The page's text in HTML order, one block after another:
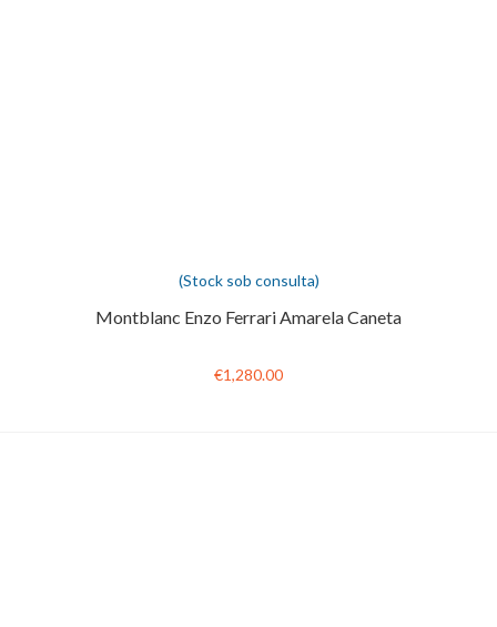
(Stock sob consulta)
Montblanc Enzo Ferrari Amarela Caneta
€1,280.00